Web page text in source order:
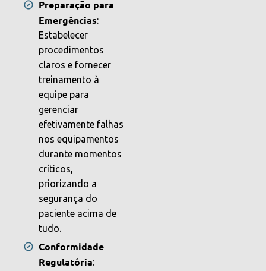
Preparação para
Emergências:
Estabelecer
procedimentos
claros e fornecer
treinamento à
equipe para
gerenciar
efetivamente falhas
nos equipamentos
durante momentos
críticos,
priorizando a
segurança do
paciente acima de
tudo.
Conformidade
Regulatória: